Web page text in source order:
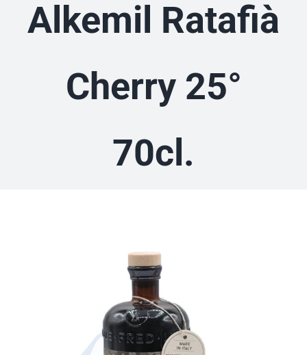
Alkemil Ratafià
Cherry 25°
70cl.